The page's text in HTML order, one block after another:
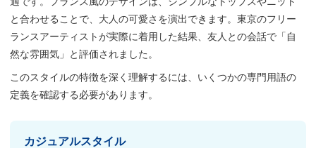
と合わせることで、大人の可愛さを演出できます。東京のフリー
ランスアーティストが実際に着用した結果、友人との会話で「自
然な雰囲気」と評価されました。
このスタイルの特徴を深く理解するには、いくつかの専門用語の
定義を確認する必要があります。
カジュアルスタイル